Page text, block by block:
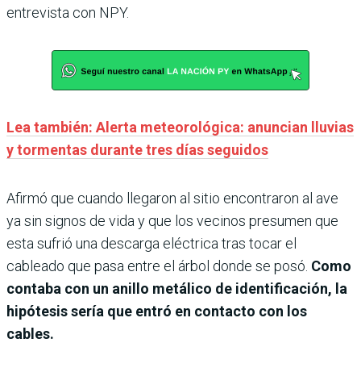
entrevista con NPY.
Lea también: Alerta meteorológica: anuncian lluvias
y tormentas durante tres días seguidos
Afirmó que cuando llegaron al sitio encontraron al ave
ya sin signos de vida y que los vecinos presumen que
esta sufrió una descarga eléctrica tras tocar el
cableado que pasa entre el árbol donde se posó. Como
contaba con un anillo metálico de identificación, la
hipótesis sería que entró en contacto con los
cables.